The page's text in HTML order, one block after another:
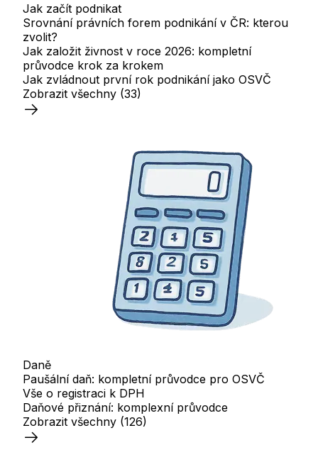
Jak začít podnikat
Srovnání právních forem podnikání v ČR: kterou
zvolit?
Jak založit živnost v roce 2026: kompletní
průvodce krok za krokem
Jak zvládnout první rok podnikání jako OSVČ
Zobrazit všechny (33)
Daně
Paušální daň: kompletní průvodce pro OSVČ
Vše o registraci k DPH
Daňové přiznání: komplexní průvodce
Zobrazit všechny (126)